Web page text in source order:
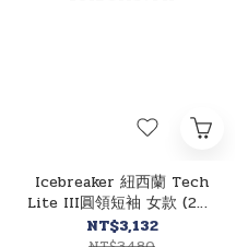
Icebreaker 紐西蘭 Tech
Lite III圓領短袖 女款 (2色)
10IB0A57FX
NT$3,132